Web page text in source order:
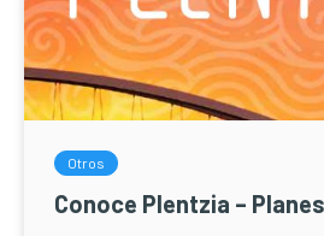
Otros
Conoce Plentzia –